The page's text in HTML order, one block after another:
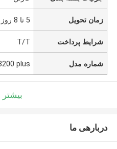
زمان تحویل 5 تا 8 روز کار
شرایط پرداخت T/T
شماره مدل plus
بیشتر
دربارهی ما